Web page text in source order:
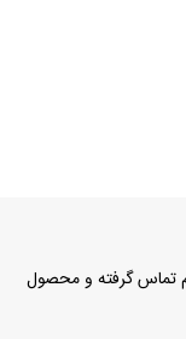
تماس گرفته و محصول